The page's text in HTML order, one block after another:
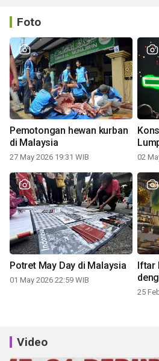
Foto
Pemotongan hewan kurban
di Malaysia
27 May 2026 19:31 WIB 02
Potret May Day di Malaysia
01 May 2026 22:59 WIB
Iftar
25
Video